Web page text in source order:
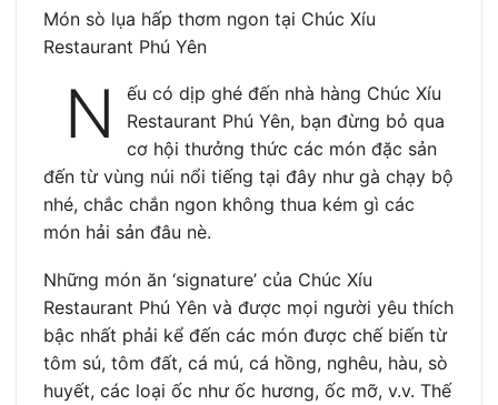
Món sò lụa hấp thơm ngon tại Chúc Xíu
Restaurant Phú Yên
N
ếu có dịp ghé đến nhà hàng Chúc Xíu
Restaurant Phú Yên, bạn đừng bỏ qua
cơ hội thưởng thức các món đặc sản
đến từ vùng núi nổi tiếng tại đây như gà chạy bộ
nhé, chắc chắn ngon không thua kém gì các
món hải sản đâu nè.
Những món ăn ‘signature’ của Chúc Xíu
Restaurant Phú Yên và được mọi người yêu thích
bậc nhất phải kể đến các món được chế biến từ
tôm sú, tôm đất, cá mú, cá hồng, nghêu, hàu, sò
huyết, các loại ốc như ốc hương, ốc mỡ, v.v. Thế